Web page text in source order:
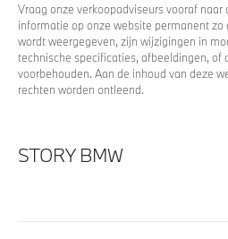
Vraag onze verkoopadviseurs vooraf naar
informatie op onze website permanent
wordt weergegeven, zijn wijzigingen in
technische specificaties, afbeeldingen,
voorbehouden. Aan de inhoud van deze
rechten worden ontleend.
STORY BMW